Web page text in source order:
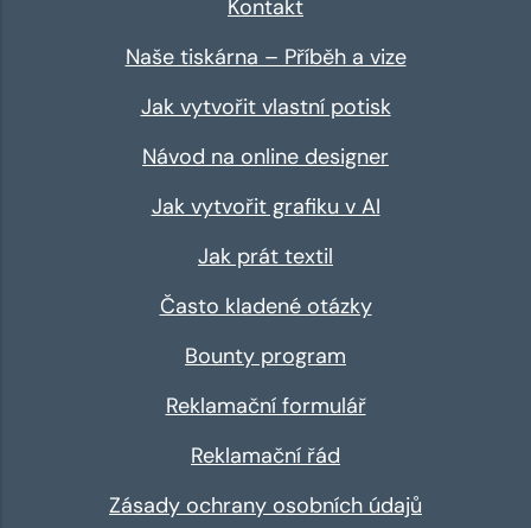
Kontakt
Naše tiskárna – Příběh a vize
Jak vytvořit vlastní potisk
Návod na online designer
Jak vytvořit grafiku v AI
Jak prát textil
Často kladené otázky
Bounty program
Reklamační formulář
Reklamační řád
Zásady ochrany osobních údajů